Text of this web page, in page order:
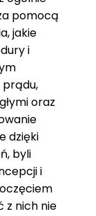
pomocą
jakie
i
oraz
dzięki
byli
i
z nich nie